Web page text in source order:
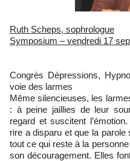
Ruth Scheps, sophrologue
Symposium – vendredi 17
Congrès Dépressions,
voie des larmes
Même silencieuses, les
: à peine jaillies de leur
regard et suscitent
rire a disparu et que la
tout ce qui reste à la
son découragement. Elles